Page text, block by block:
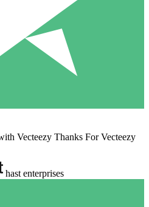
Vecteezy Thanks For Vecteezy
hast enterprises